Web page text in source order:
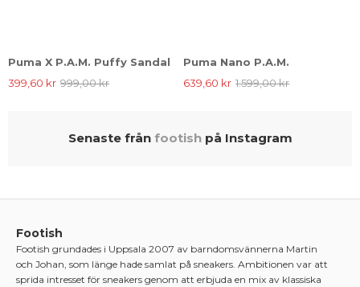
Puma X P.A.M. Puffy Sandal
399,60 kr 999,00 kr
Puma Nano P.A.M.
639,60 kr 1.599,00 kr
Senaste från footishpå Instagram
Footish
Footish grundades i Uppsala 2007 av barndomsvännerna Martin
och Johan, som länge hade samlat på sneakers. Ambitionen var att
sprida intresset för sneakers genom att erbjuda en mix av klassiska